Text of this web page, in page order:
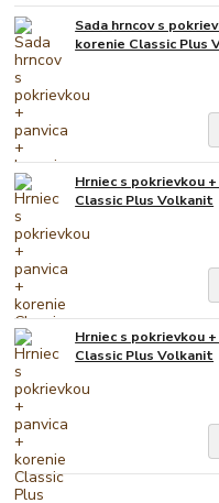
Sada hrncov s
korenie Classic Plus
Hrniec s pokrievkou
Classic Plus Volkanit
Hrniec s pokrievkou
Classic Plus Volkanit